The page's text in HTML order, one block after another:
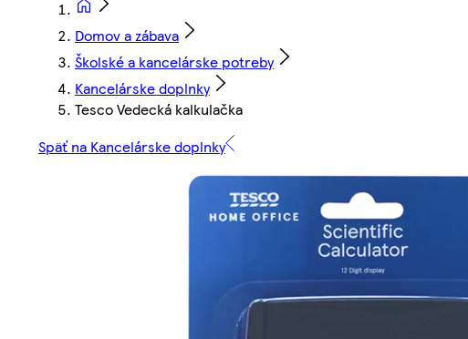
Domov a zábava
Školské a kancelárske potreby
Kancelárske doplnky
Tesco Vedecká kalkulačka
Späť na Kancelárske doplnky